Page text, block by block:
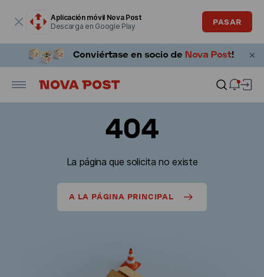
Aplicación móvil Nova Post
Descarga en Google Play
PASAR
404
La página que solicita no existe
A LA PÁGINA PRINCIPAL